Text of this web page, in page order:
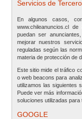
Servicios de
En algunos casos,
www.chileanuncios.cl
puedan ser
mejorar nuestros
reguladas según las
materia de protección de
Este sitio mide el tráfico
o web beacons para
utilizamos las siguientes
Puede ver más
soluciones utilizadas para